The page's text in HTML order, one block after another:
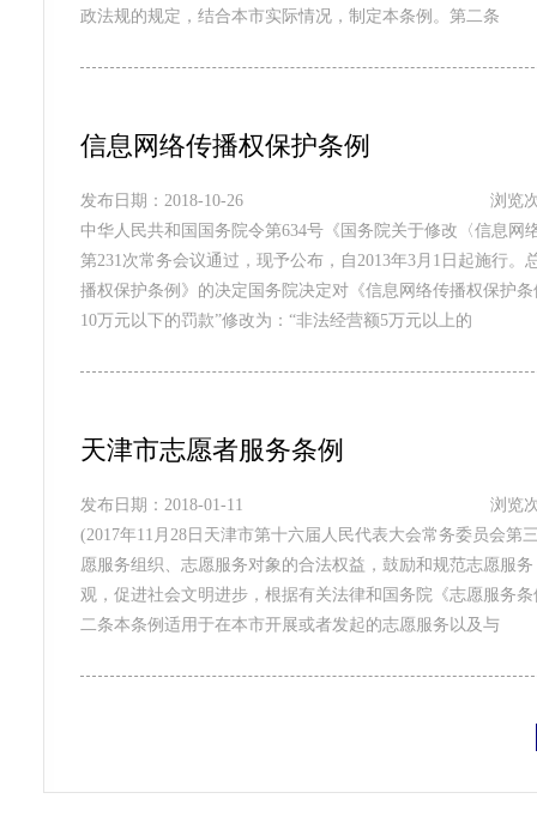
政法规的规定，结合本市实际情况，制定本条例。第二条
信息网络传播权保护条例
发布日期：2018-10-26
浏览
中华人民共和国国务院令第634号《国务院关于修改〈信息网
第231次常务会议通过，现予公布，自2013年3月1日起施行
播权保护条例》的决定国务院决定对《信息网络传播权保护
10万元以下的罚款”修改为：“非法经营额5万元以上的
天津市志愿者服务条例
发布日期：2018-01-11
浏览
(2017年11月28日天津市第十六届人民代表大会常务委员会
愿服务组织、志愿服务对象的合法权益，鼓励和规范志愿服
观，促进社会文明进步，根据有关法律和国务院《志愿服务
二条本条例适用于在本市开展或者发起的志愿服务以及与